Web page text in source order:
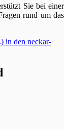
Sie bei einer
rund um das
in den neckar-